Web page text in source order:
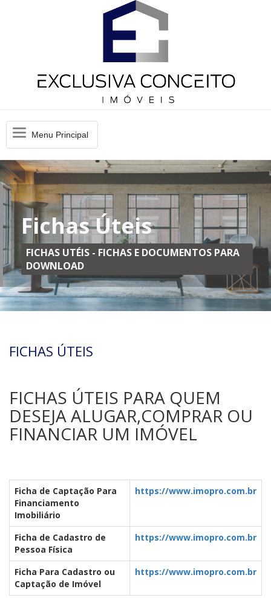
MenuMenu Principal
Fichas Úteis
FICHAS UTÉIS - FICHAS E DOCUMENTOS PARA
DOWNLOAD
FICHAS ÚTEIS
FICHAS ÚTEIS PARA QUEM
DESEJA ALUGAR,COMPRAR OU
FINANCIAR UM IMÓVEL
Ficha de Captação Para
Financiamento
Imobiliário
https://www.imopro.com.br
Ficha de Cadastro de
Pessoa Física
https://www.imopro.com.br
Ficha Para Cadastro ou
Captação de Imóvel
https://www.imopro.com.br